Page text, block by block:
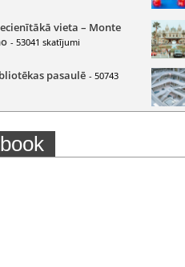
vieta – Monte
- 53041 skatījumi
pasaulē - 50743